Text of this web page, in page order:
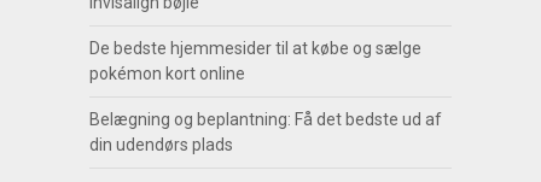
De bedste hjemmesider til at købe og sælge
pokémon kort online
Belægning og beplantning: Få det bedste ud af
din udendørs plads